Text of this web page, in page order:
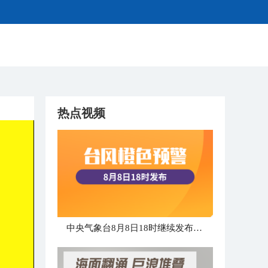
热点视频
中央气象台8月8日18时继续发布台风橙色预警